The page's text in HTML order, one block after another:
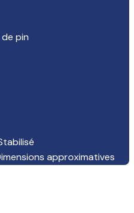
pin
approximatives